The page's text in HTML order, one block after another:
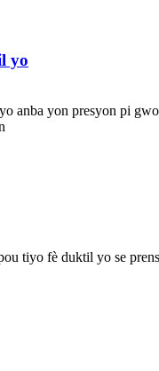
yo
yon presyon pi
tiyo fè duktil yo se